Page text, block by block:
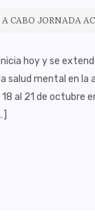
A CABO JORNADA
hoy y se
salud mental en la
al 21 de octubre